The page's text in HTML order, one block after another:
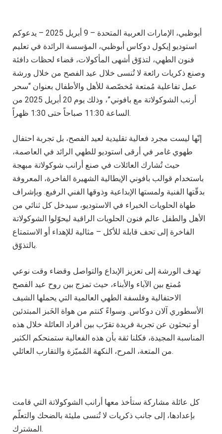
أبوظبي، الإمارات العربية المتحدة – 9 أبريل 2025 – يدعوكم
استوديو إيكول دوكاس أبوظبي، المؤسسة الرائدة في تعليم
فنون الطهي، لتذوّق أشهى المأكولات، قضاء لحظات دافئة
وصنع ذكريات رائعة لا تُنسى خلال عيد الفصح من خلال ورشة
عمل تفاعلية مُمتعة مُخصّصة للأهل والأطفال بعنوان “سحر
أرنب الشوكولاتة مع بافوني”، وذلك يوم 20 أبريل 2025 من
الساعة 11:30 صباحاً حتى 1:30 ظهراً.
إنّها ليست مجرد فعالية تقليدية لعيد الفصح، بل تجربة احتفال
طهوي غامر في أرقى استوديو للطهي الرائد في العاصمة،
حيث تُشارك العائلات في صنع أرانب شوكولاتة مبهجة
باستخدام قوالب بافوني الإيطالية الشهيرة الفاخرة، المعروفة
بدقّتها الفنية ولمستها الإبداعية وذوقها الفني الرفيع. وبإشراف
طهاة الحلويات الخبراء في الاستوديو، سيدخل كل ثنائي من
الأهل والطفل عالم فنون الحلويات الراقية ليحوّلوا الشوكولاتة
الفاخرة إلى تحف قابلة للأكل – مثالية للإهداء أو الاستمتاع
بالتذوّق.
تهدف الورشة إلى تعزيز الإبداع والتواصل وقضاء وقت نوعي
مُمتع بين الآباء والأبناء، حيث تمزج بين روح عيد الفصح
الاحتفالية وفلسفة الطهي العالمية التي يحملها الشيف
الأسطوري آلان دوكاس. وسواءً كنتم من هواة الخَبز المبتدئين
أو تبحثون عن تجربة فريدة تقرّب بين أفراد العائلة خلال هذه
المناسبة المجيدة، فكلنا ثقة بأن هذه الفعالية ستمنحكم الكثير
من المتعة، المرح، النكهة المُميّزة والتقارب العائلي.
كل عائلة مشاركة ستأخذ معها أرانب الشوكولاتة التي قامت
بإعدادها، إلى جانب ذكريات لا تُنسى مليئة بالضحك والتعلّم
المشترك.